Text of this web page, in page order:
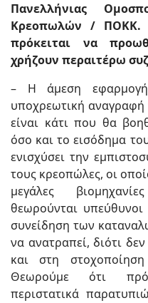
Πανελλήνιας
Κρεοπωλών / ΠΟΚΚ.
πρόκειται να
χρήζουν περαιτέρω
– Η άμεση
υποχρεωτική αναγραφή
είναι κάτι που θα
όσο και το εισόδημα
ενισχύσει την
τους κρεοπώλες, οι
μεγάλες
θεωρούνται υπεύθυνοι
συνείδηση των
να ανατραπεί, διότι δεν
και στη
Θεωρούμε ότι
περιστατικά